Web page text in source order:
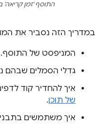
התוסף 'זמן
במדריך הזה נסביר את
המניפסט של התוסף.
גדלי הסמלים שבהם
איך להחדיר קוד
של תוכן.
איך משתמשים